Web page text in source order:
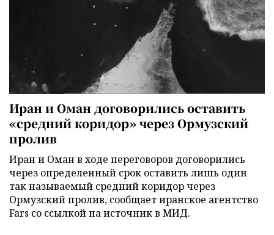
Иран и Оман договорились оставить
«средний коридор» через Ормузский
пролив
Иран и Оман в ходе переговоров договорились
через определенный срок оставить лишь один
так называемый средний коридор через
Ормузский пролив, сообщает иранское агентство
Fars со ссылкой на источник в МИД.